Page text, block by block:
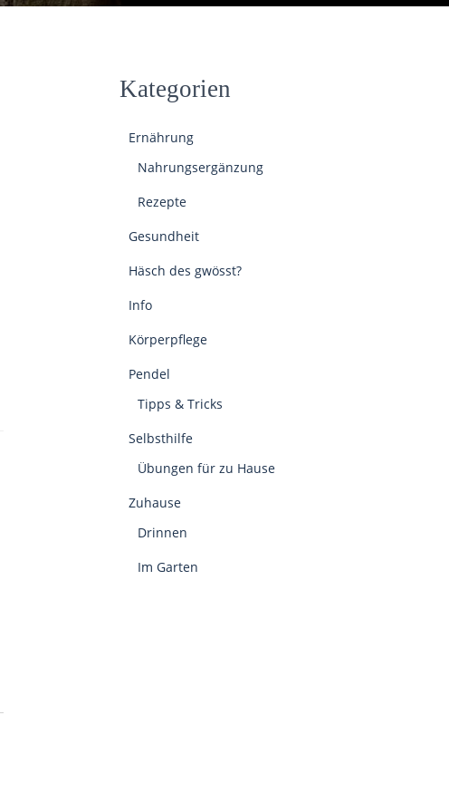
Kategorien
Ernährung
Nahrungsergänzung
Rezepte
Gesundheit
Häsch des gwösst?
Info
Körperpflege
Pendel
Tipps & Tricks
Selbsthilfe
Übungen für zu Hause
Zuhause
Drinnen
Im Garten